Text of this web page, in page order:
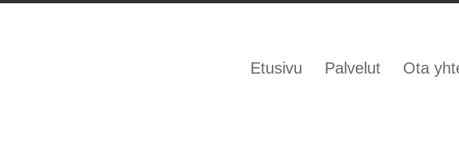
Etusivu Palvelut Ota